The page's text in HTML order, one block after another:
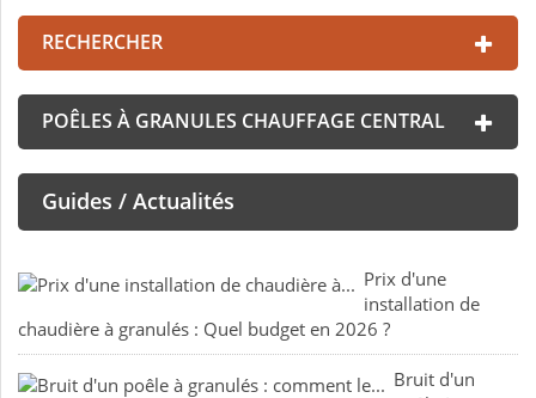
RECHERCHER
POÊLES À GRANULES CHAUFFAGE CENTRAL
Guides / Actualités
Prix d'une
installation de
chaudière à granulés : Quel budget en 2026 ?
Bruit d'un